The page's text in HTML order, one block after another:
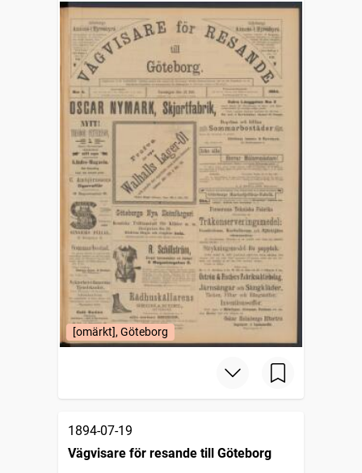
[omärkt], Göteborg
1894-07-19
Vägvisare för resande till Göteborg